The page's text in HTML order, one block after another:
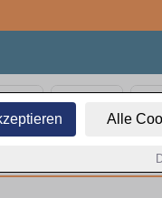
Alle